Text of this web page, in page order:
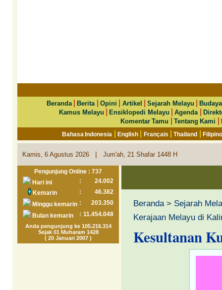
Beranda|Berita Opini Artikel |Sejarah Melayu |
Kamus Melayu
|Ensiklopedi Melayu |Agenda |
Komentar Tamu
|Tentang Kami |
Bahasa Indonesia |English Français |Thailand |
Kamis, 6 Agustus 2026 | Jum'ah, 21 Shafar 1448 H
Pengunjung Online : 737
Hari ini
:
24.002
Kemarin
:
46.382
Minggu kemarin :
203.350
Bulan kemarin
: 11.454.048
Anda pengunjung ke 105.216.314
Sejak 01 Muharam 1428
( 20 Januari 2007 )
Beranda> Sejarah
Kerajaan Melayu di
Kesultanan